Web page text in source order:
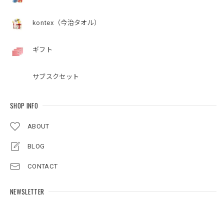
kontex（今治タオル）
ギフト
サブスクセット
SHOP INFO
ABOUT
BLOG
CONTACT
NEWSLETTER